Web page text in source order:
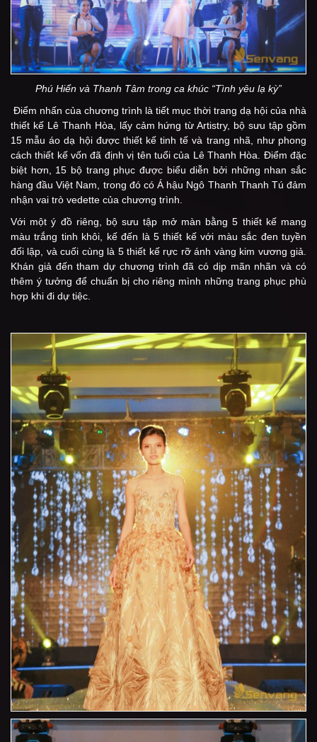
Phú Hiển và Thanh Tâm trong ca khúc “Tình yêu lạ kỳ”
Điểm nhấn của chương trình là tiết mục thời trang dạ hội của nhà
thiết kế Lê Thanh Hòa, lấy cảm hứng từ Artistry, bộ sưu tập gồm
15 mẫu áo dạ hội được thiết kế tinh tế và trang nhã, như phong
cách thiết kế vốn đã định vị tên tuổi của Lê Thanh Hòa. Điểm đặc
biệt hơn, 15 bộ trang phục được biểu diễn bởi những nhan sắc
hàng đầu Việt Nam, trong đó có Á hậu Ngô Thanh Thanh Tú đảm
nhận vai trò vedette của chương trình.
Với một ý đồ riêng, bộ sưu tập mở màn bằng 5 thiết kế mang
màu trắng tinh khôi, kế đến là 5 thiết kế với màu sắc đen tuyền
đối lập, và cuối cùng là 5 thiết kế rực rỡ ánh vàng kim vương giả.
Khán giả đến tham dự chương trình đã có dịp mãn nhãn và có
thêm ý tưởng để chuẩn bị cho riêng mình những trang phục phù
hợp khi đi dự tiệc.